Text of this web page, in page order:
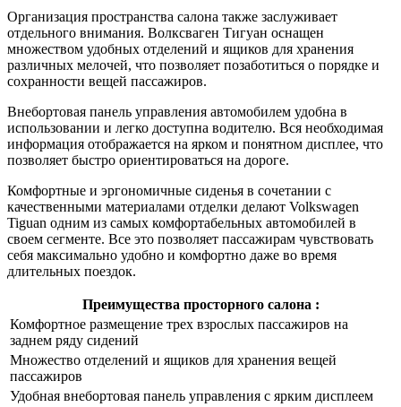
Организация пространства салона также заслуживает
отдельного внимания. Волксваген Тигуан оснащен
множеством удобных отделений и ящиков для хранения
различных мелочей, что позволяет позаботиться о порядке и
сохранности вещей пассажиров.
Внебортовая панель управления автомобилем удобна в
использовании и легко доступна водителю. Вся необходимая
информация отображается на ярком и понятном дисплее, что
позволяет быстро ориентироваться на дороге.
Комфортные и эргономичные сиденья в сочетании с
качественными материалами отделки делают Volkswagen
Tiguan одним из самых комфортабельных автомобилей в
своем сегменте. Все это позволяет пассажирам чувствовать
себя максимально удобно и комфортно даже во время
длительных поездок.
Преимущества просторного салона :
Комфортное размещение трех взрослых пассажиров на
заднем ряду сидений
Множество отделений и ящиков для хранения вещей
пассажиров
Удобная внебортовая панель управления с ярким дисплеем